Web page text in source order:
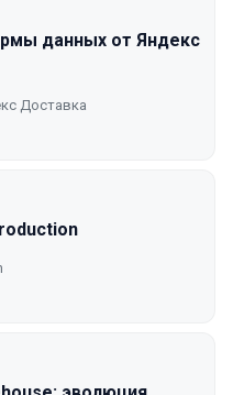
данных от Яндекс
Доставка